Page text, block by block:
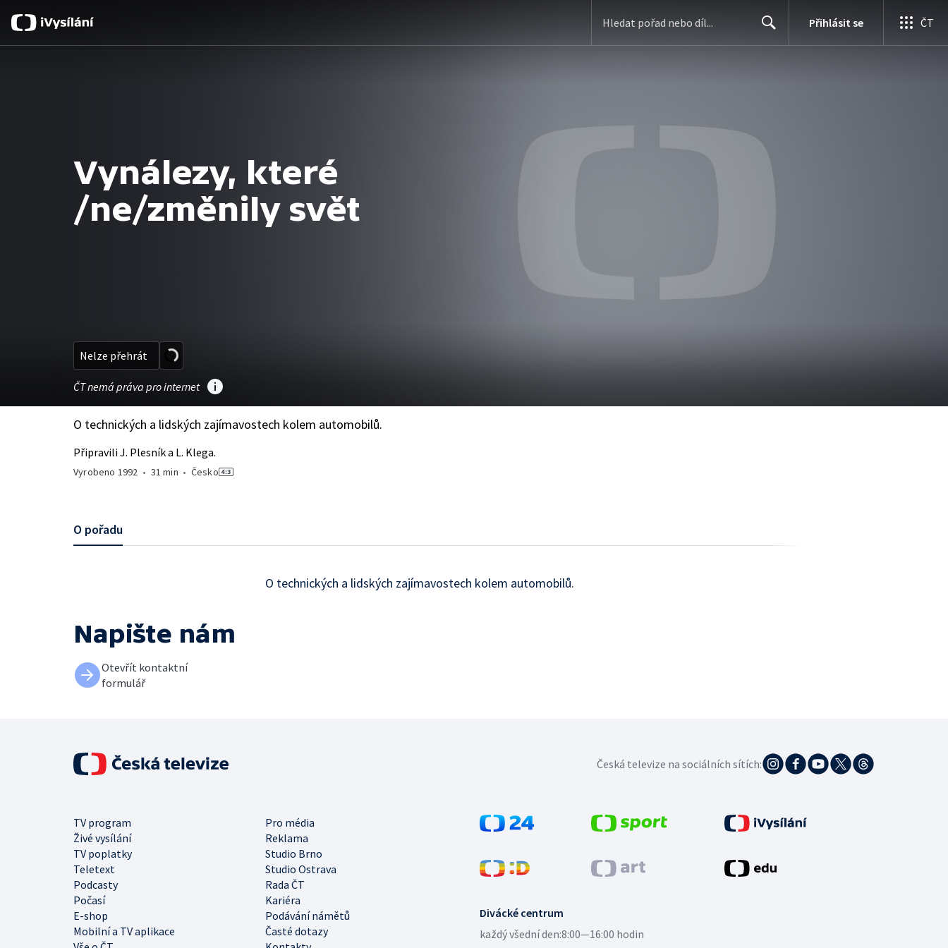
Přihlásit se ČT
Vynálezy, které
/ne/změnily svět
Nelze přehrát
ČT nemá práva pro internet
O technických a lidských zajímavostech kolem automobilů.
Připravili J. Plesník a L. Klega.
Vyrobeno 1992 • 31 min • Česko
O pořadu
O technických a lidských zajímavostech kolem automobilů.
Napište nám
Otevřít kontaktní
formulář
Divácké centrum
každý všední den:8:00—16:00 hodin
TV program
Pro média
Živé vysílání
Reklama
TV poplatky
Studio Brno
Teletext
Studio Ostrava
Podcasty
Rada ČT
Počasí
Kariéra
E-shop
Podávání námětů
Mobilní a TV aplikace
Časté dotazy
Česká televize na sociálních sítích: